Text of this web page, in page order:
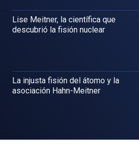
Lise Meitner, la científica que
descubrió la fisión nuclear
La injusta fisión del átomo y la
asociación Hahn-Meitner